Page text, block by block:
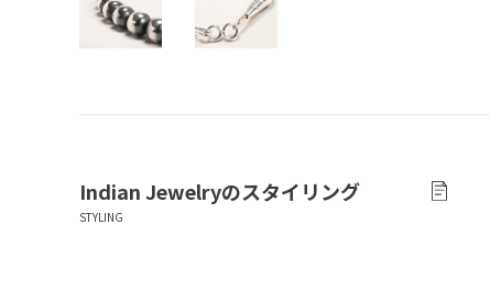
Indian Jewelryのスタイリング